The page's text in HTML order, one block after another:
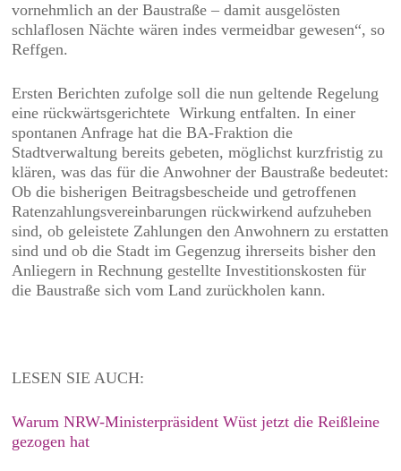
vornehmlich an der Baustraße – damit ausgelösten
schlaflosen Nächte wären indes vermeidbar gewesen“, so
Reffgen.
Ersten Berichten zufolge soll die nun geltende Regelung
eine rückwärtsgerichtete Wirkung entfalten. In einer
spontanen Anfrage hat die BA-Fraktion die
Stadtverwaltung bereits gebeten, möglichst kurzfristig zu
klären, was das für die Anwohner der Baustraße bedeutet:
Ob die bisherigen Beitragsbescheide und getroffenen
Ratenzahlungsvereinbarungen rückwirkend aufzuheben
sind, ob geleistete Zahlungen den Anwohnern zu erstatten
sind und ob die Stadt im Gegenzug ihrerseits bisher den
Anliegern in Rechnung gestellte Investitionskosten für
die Baustraße sich vom Land zurückholen kann.
LESEN SIE AUCH:
Warum NRW-Ministerpräsident Wüst jetzt die Reißleine
gezogen hat